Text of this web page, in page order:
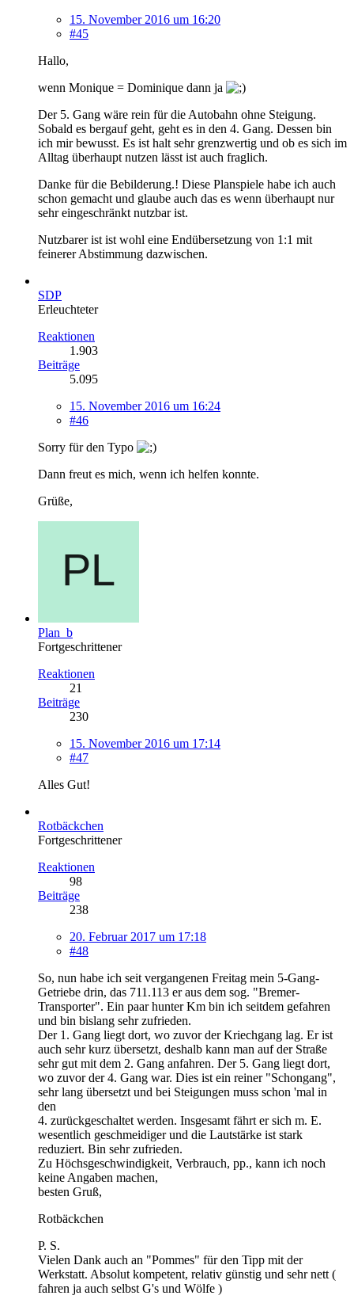
15. November 2016 um 16:20
#45
Hallo,
wenn Monique = Dominique dann ja
Der 5. Gang wäre rein für die Autobahn ohne Steigung.
Sobald es bergauf geht, geht es in den 4. Gang. Dessen bin
ich mir bewusst. Es ist halt sehr grenzwertig und ob es sich im
Alltag überhaupt nutzen lässt ist auch fraglich.
Danke für die Bebilderung.! Diese Planspiele habe ich auch
schon gemacht und glaube auch das es wenn überhaupt nur
sehr eingeschränkt nutzbar ist.
Nutzbarer ist ist wohl eine Endübersetzung von 1:1 mit
feinerer Abstimmung dazwischen.
SDP
Erleuchteter
Reaktionen
1.903
Beiträge
5.095
15. November 2016 um 16:24
#46
Sorry für den Typo
Dann freut es mich, wenn ich helfen konnte.
Grüße,
Plan_b
Fortgeschrittener
Reaktionen
21
Beiträge
230
15. November 2016 um 17:14
#47
Alles Gut!
Rotbäckchen
Fortgeschrittener
Reaktionen
98
Beiträge
238
20. Februar 2017 um 17:18
#48
So, nun habe ich seit vergangenen Freitag mein 5-Gang-
Getriebe drin, das 711.113 er aus dem sog. "Bremer-
Transporter". Ein paar hunter Km bin ich seitdem gefahren
und bin bislang sehr zufrieden.
Der 1. Gang liegt dort, wo zuvor der Kriechgang lag. Er ist
auch sehr kurz übersetzt, deshalb kann man auf der Straße
sehr gut mit dem 2. Gang anfahren. Der 5. Gang liegt dort,
wo zuvor der 4. Gang war. Dies ist ein reiner "Schongang",
sehr lang übersetzt und bei Steigungen muss schon 'mal in
den
4. zurückgeschaltet werden. Insgesamt fährt er sich m. E.
wesentlich geschmeidiger und die Lautstärke ist stark
reduziert. Bin sehr zufrieden.
Zu Höchsgeschwindigkeit, Verbrauch, pp., kann ich noch
keine Angaben machen,
besten Gruß,
Rotbäckchen
P. S.
Vielen Dank auch an "Pommes" für den Tipp mit der
Werkstatt. Absolut kompetent, relativ günstig und sehr nett (
fahren ja auch selbst G's und Wölfe )